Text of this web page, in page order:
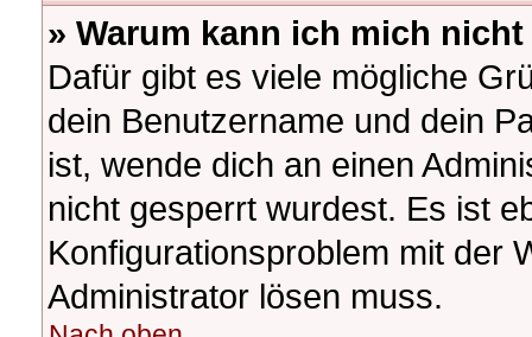
» Warum kann ich mich
Dafür gibt es viele mögliche
dein Benutzername und dein
ist, wende dich an einen
nicht gesperrt wurdest. Es ist
Konfigurationsproblem mit der
Administrator lösen muss.